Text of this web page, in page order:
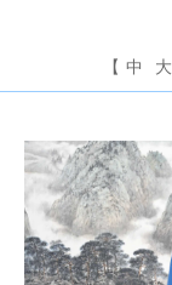
【 中 大